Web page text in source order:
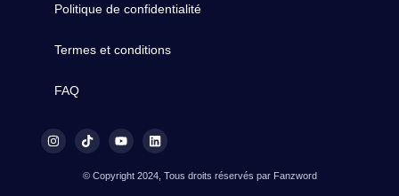
Politique de confidentialité
Termes et conditions
FAQ
© Copyright 2024, Tous droits réservés par Fanzword